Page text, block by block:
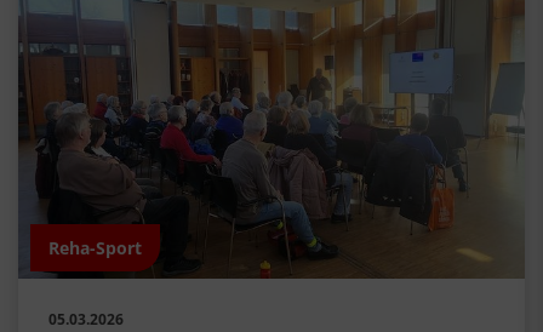
Reha-Sport
05.03.2026